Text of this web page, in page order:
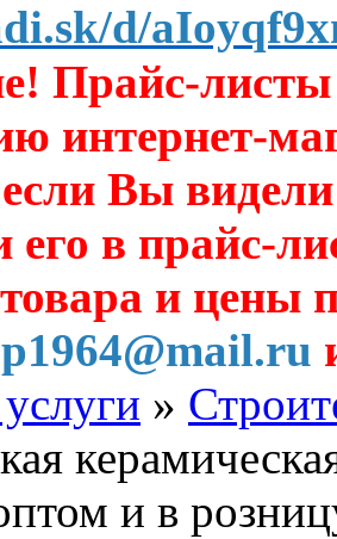
d/
Прайс-листы
интернет-
Вы
в прайс-
и цены
»
и в